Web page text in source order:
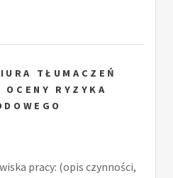
TŁUMACZEŃ
OCENY RYZYKA
pracy: (opis czynności,